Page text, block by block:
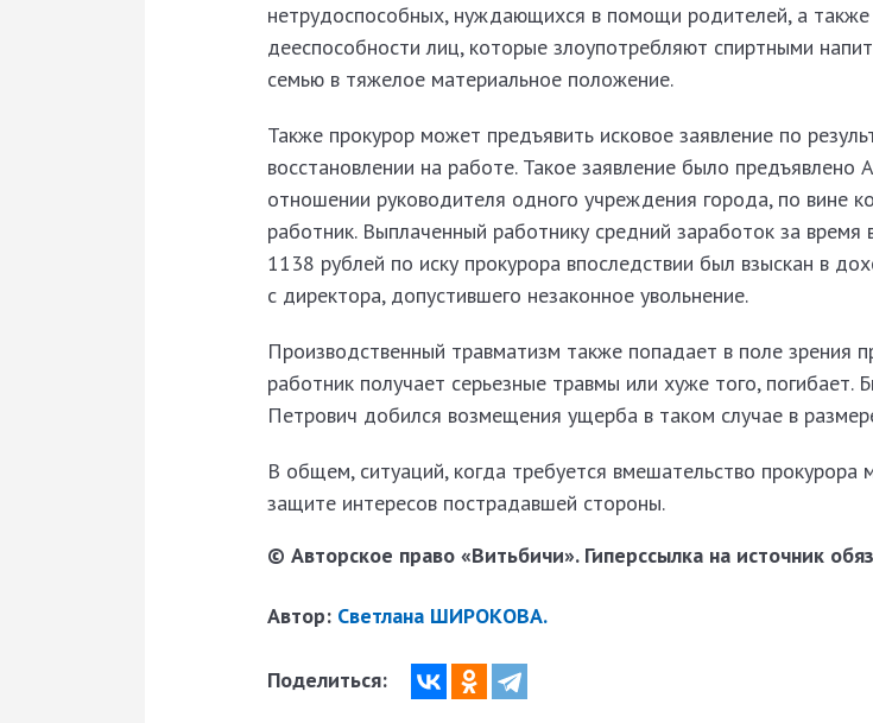
нетрудоспособных, нуждающихся в помощи родителей, а также
дееспособности лиц, которые злоупотребляют спиртными
семью в тяжелое материальное положение.
Также прокурор может предъявить исковое заявление по
восстановлении на работе. Такое заявление было
отношении руководителя одного учреждения города, по вине
работник. Выплаченный работнику средний заработок за
1138 рублей по иску прокурора впоследствии был взыскан в
с директора, допустившего незаконное увольнение.
Производственный травматизм также попадает в поле зрения
работник получает серьезные травмы или хуже того, погибает.
Петрович добился возмещения ущерба в таком случае в
В общем, ситуаций, когда требуется вмешательство прокурора
защите интересов пострадавшей стороны.
© Авторское право «Витьбичи». Гиперссылка на источник
Автор: Светлана ШИРОКОВА.
Поделиться: